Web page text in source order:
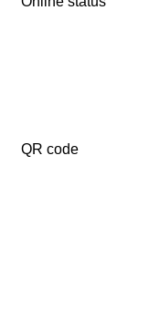
QR code